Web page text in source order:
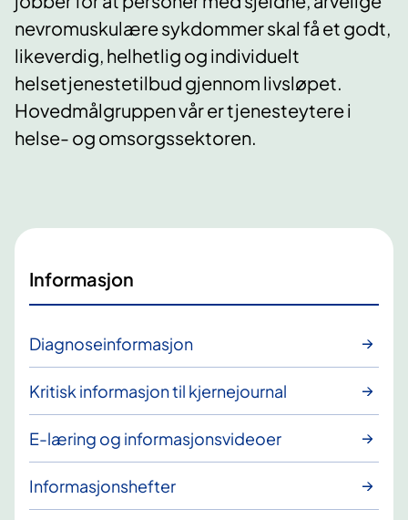
nevromuskulære sykdommer skal få et godt,
likeverdig, helhetlig og individuelt
helsetjenestetilbud gjennom livsløpet.
Hovedmålgruppen vår er tjenesteytere i
helse- og omsorgssektoren.
Informasjon
Diagnoseinformasjon
Kritisk informasjon til kjernejournal
E-læring og informasjonsvideoer
Informasjonshefter